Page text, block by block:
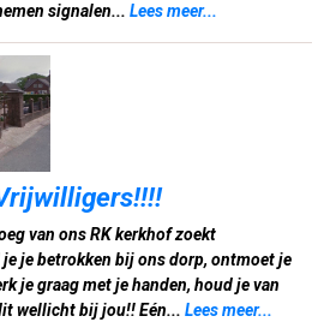
signalen... Lees meer...
van ons RK kerkhof zoekt
je betrokken bij ons dorp, ontmoet je
je graag met je handen, houd je van
wellicht bij jou!! Eén... Lees meer...